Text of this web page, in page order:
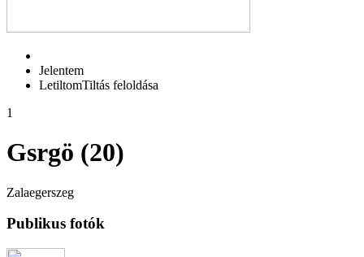
Jelentem
LetiltomTiltás feloldása
1
Gsrgö (20)
Zalaegerszeg
Publikus fotók